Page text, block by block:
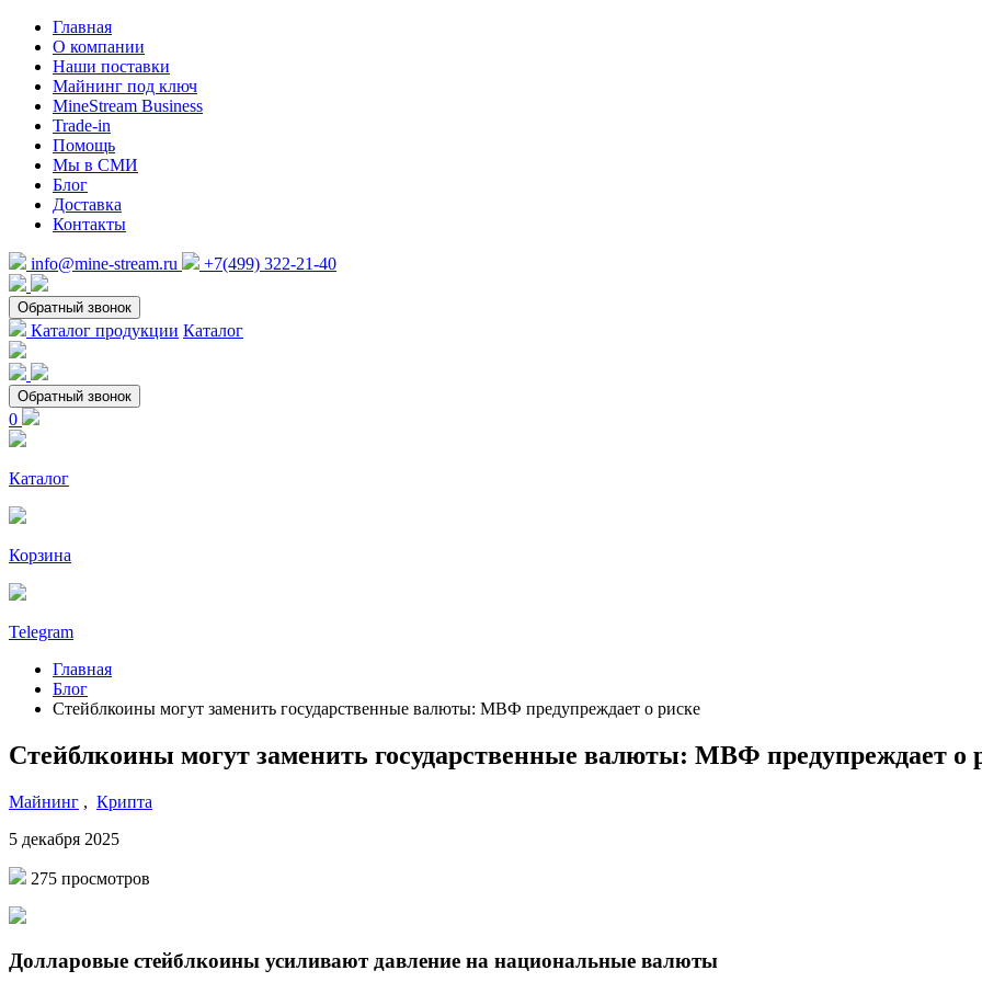
Главная
О компании
Наши поставки
Майнинг под ключ
MineStream Business
Trade-in
Помощь
Мы в СМИ
Блог
Доставка
Контакты
info@mine-stream.ru +7(499) 322-21-40
Обратный звонок
Каталог продукции Каталог
Обратный звонок
0
Каталог
Корзина
Telegram
Главная
Блог
Стейблкоины могут заменить государственные валюты: МВФ предупреждает о риске
Стейблкоины могут заменить государственные валюты: МВФ предупреждает о
Майнинг , Крипта
5 декабря 2025
275 просмотров
Долларовые стейблкоины усиливают давление на национальные валюты